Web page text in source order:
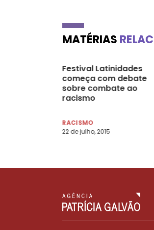
MATÉRIAS
Festival Latinidades
começa com debate
sobre combate ao
racismo
RACISMO
22 de julho, 2015